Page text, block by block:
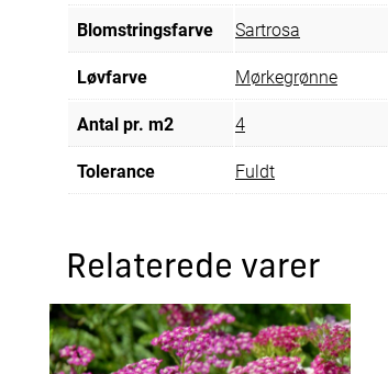
Blomstringsfarve Sartrosa
Løvfarve Mørkegrønne
Antal pr. m2 4
Tolerance Fuldt
Relaterede varer